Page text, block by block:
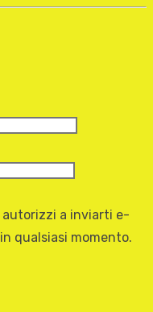
a inviarti e-
qualsiasi momento.